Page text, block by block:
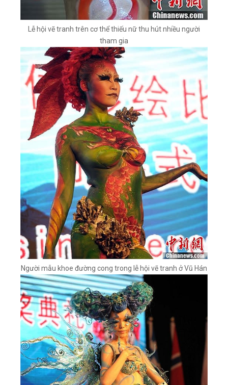
Lễ hội vẽ tranh trên cơ thể thiếu nữ thu hút nhiều người
tham gia
Người mẫu khoe đường cong trong lễ hội vẽ tranh ở Vũ Hán